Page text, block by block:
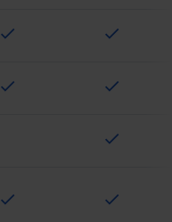
check check
check check
check
check check